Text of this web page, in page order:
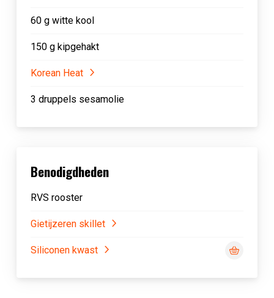
60 g witte kool
150 g kipgehakt
Korean Heat
3 druppels sesamolie
Benodigdheden
RVS rooster
Gietijzeren skillet
Siliconen kwast